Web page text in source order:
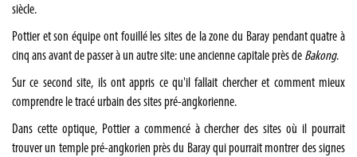
siècle.
Pottier et son équipe ont fouillé les sites de la zone du Baray pendant quatre à
cinq ans avant de passer à un autre site: une ancienne capitale près de Bakong.
Sur ce second site, ils ont appris ce qu'il fallait chercher et comment mieux
comprendre le tracé urbain des sites pré-angkorienne.
Dans cette optique, Pottier a commencé à chercher des sites où il pourrait
trouver un temple pré-angkorien près du Baray qui pourrait montrer des signes